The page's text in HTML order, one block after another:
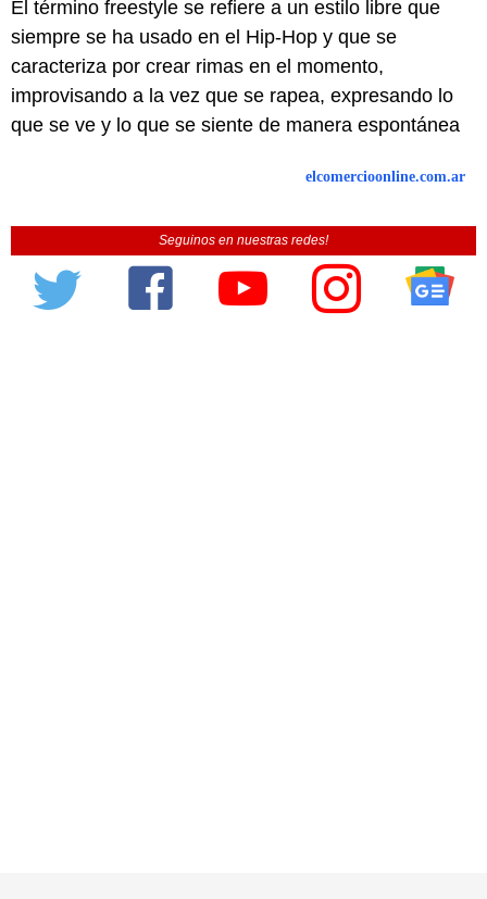
El término freestyle se refiere a un estilo libre que
siempre se ha usado en el Hip-Hop y que se
caracteriza por crear rimas en el momento,
improvisando a la vez que se rapea, expresando lo
que se ve y lo que se siente de manera espontánea
elcomercioonline.com.ar
Seguinos en nuestras redes!